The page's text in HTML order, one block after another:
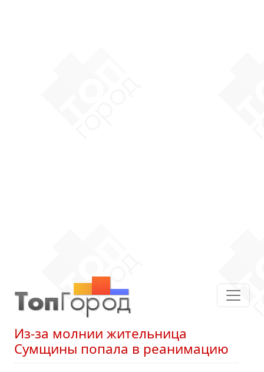
Из-за молнии жительница
Сумщины попала в реанимацию